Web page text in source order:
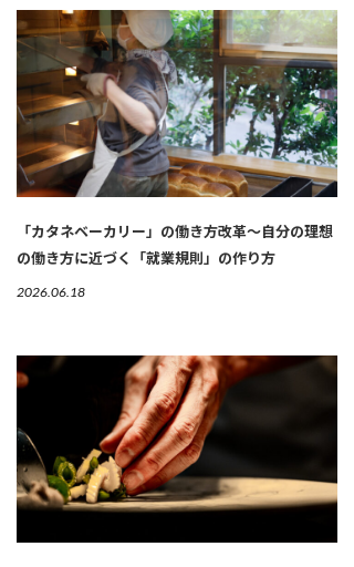
「カタネベーカリー」の働き方改革～自分の理想
の働き方に近づく「就業規則」の作り方
2026.06.18